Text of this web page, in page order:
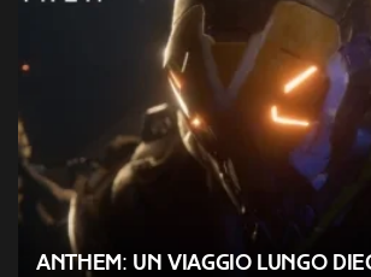
Anthem: un viaggio lungo